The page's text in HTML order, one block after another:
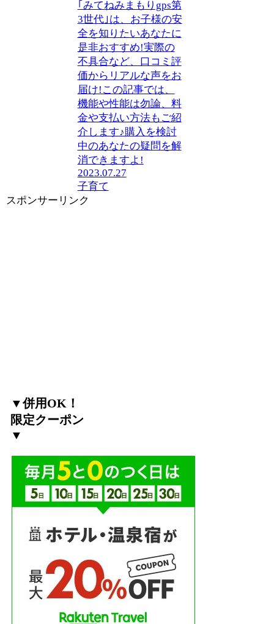
｢みてねみまもりgps第
3世代｣は、お子様の安
全を知りたいあなたに
是非おすすめ!実際の
不具合など、口コミ評
価からリアルな声をお
届け!この記事では、
機能や性能は勿論、料
金や支払い方法もご紹
介します♪購入を検討
中のあなたの疑問を解
消できますよ!
2023.07.27
子育て
スポンサーリンク
▼併用OK！
限定クーポン
▼